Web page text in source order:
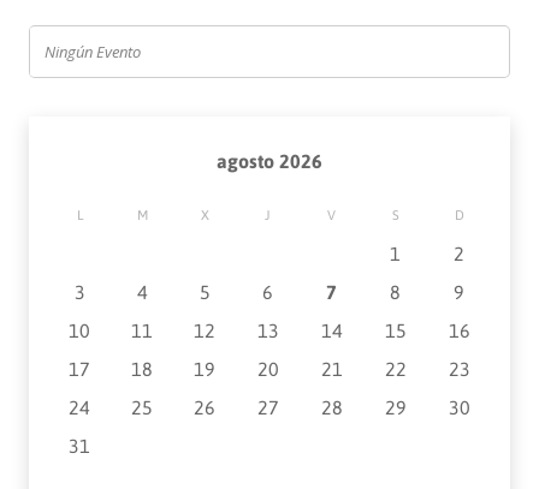
Ningún Evento
agosto 2026
L M X J V S D
1
2
3
4 5 6 7 8
9
10
11 12 13 14 15
16
17
18 19 20 21 22
23
24
25 26 27 28 29
30
31